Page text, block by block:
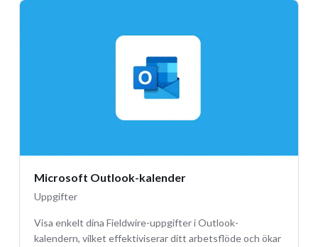
Microsoft Outlook-kalender
Uppgifter
Visa enkelt dina Fieldwire-uppgifter i Outlook-
kalendern, vilket effektiviserar ditt arbetsflöde och ökar